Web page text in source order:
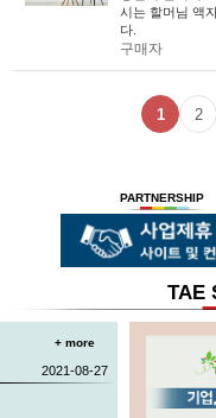
시는 할머님 액
다.
구매자
1 2
PARTNERSHIP
TAE
+ more
2021-08-27